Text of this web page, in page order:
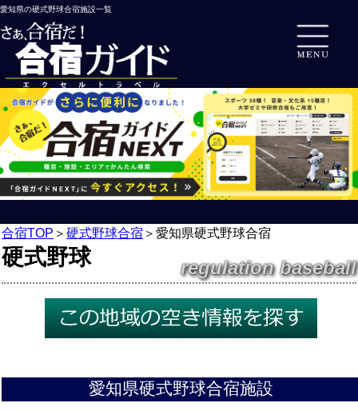
愛知県の硬式野球合宿施設一覧
合宿TOP ＞ 硬式野球合宿 ＞ 愛知県硬式野球合宿
硬式野球 regulation baseball
愛知県硬式野球合宿施設